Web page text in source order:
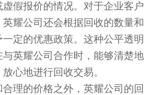
假报价的情况。对于企业客户
耀公司还会根据回收的数量和
定的优惠政策。这种公平透明
英耀公司合作时，能够清楚地
心地进行回收交易。
理的价格之外，英耀公司的回